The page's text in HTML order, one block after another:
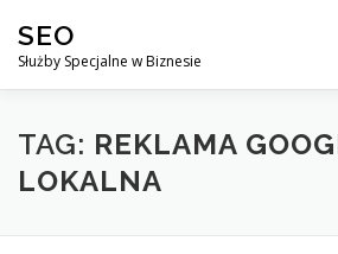
treści
SEO
Służby Specjalne w Biznesie
AGENCJA SEO CO ZYSKUJESZ ?
TAG: REKLAMA
LOKALNA